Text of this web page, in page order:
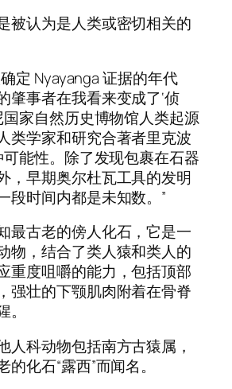
被认为是人类或密切相关的
定 Nyayanga 证据的年代
肇事者在我看来变成了‘侦
国家自然历史博物馆人类起源
类学家和研究合著者里克波
可能性。除了发现包裹在石器
，早期奥尔杜瓦工具的发明
段时间内都是未知数。”
最古老的傍人化石，它是一
物，结合了类人猿和类人的
重度咀嚼的能力，包括顶部
强壮的下颚肌肉附着在骨脊
人科动物包括南方古猿属，
化石“露西”而闻名。